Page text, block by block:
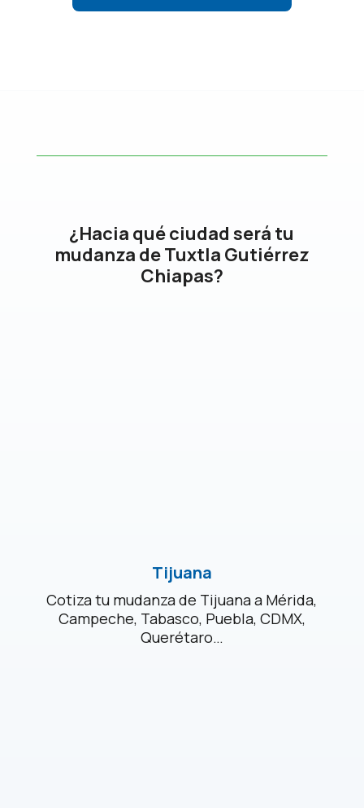
¿Hacia qué ciudad será tu
mudanza de Tuxtla Gutiérrez
Chiapas?
Tijuana
Cotiza tu mudanza de Tijuana a Mérida,
Campeche, Tabasco, Puebla, CDMX,
Querétaro…